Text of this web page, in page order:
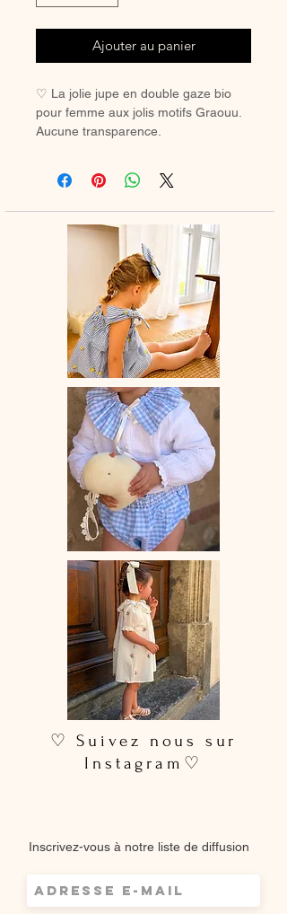
Ajouter au panier
♡ La jolie jupe en double gaze bio
pour femme aux jolis motifs Graouu.
Aucune transparence.
un look tendance ou en duo avec
♡ Jupe entièrement réalisée à la
♡ Le délai de fabrication est de 15 à
28 jours ouvrés selon les commandes
en cours.
♡ Lavage à la main ou en machine
30° max, couleurs similaires,
essorage délicat. Ne pas utilser de
sèche-linge.
♡ Conseil taille : la taille étant
élastique, prenez votre taille
habituelle.
Je porte la taille S sur la photo qui est
taille haute.
♡Longueur de la jupe courte :
environ 47cm
♡Longueur de la jupe longue :
environ 86 cm
Si besoin d'une longueur particulière,
n'hésitez pas à m'envoyer un mail à
happyleoniestore@gmail.com
♡ Suivez nous sur
Instagram♡
Inscrivez-vous à notre liste de diffusion